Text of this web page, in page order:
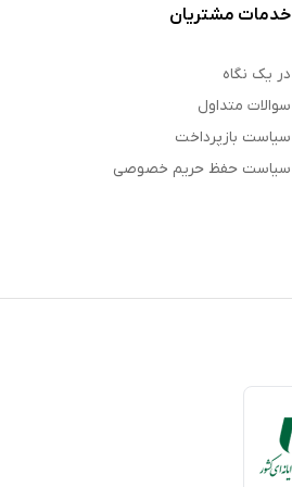
خدمات مشتریان
در یک نگاه
سوالات متداول
سیاست بازپرداخت
سیاست حفظ حریم خصوصی